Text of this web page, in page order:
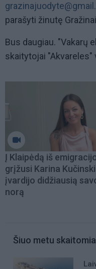
parašyti žinutę
Bus daugiau. "Vakarų
skaitytojai
Į Klaipėdą iš
grįžusi Karina
įvardijo didžiausią
norą
Šiuo metu